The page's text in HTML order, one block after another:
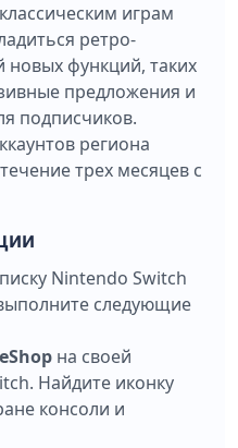
играм
ретро-
функций, таких
предложения и
подписчиков.
региона
трех месяцев с
Nintendo Switch
следующие
на своей
Найдите иконку
консоли и